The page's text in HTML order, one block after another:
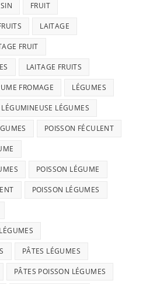
FRUIT
LAITAGE
FRUIT
LAITAGE FRUITS
FROMAGE LÉGUMES
LÉGUMINEUSE LÉGUMES
POISSON FÉCULENT
POISSON LÉGUME
POISSON LÉGUMES
PÂTES LÉGUMES
PÂTES POISSON LÉGUMES